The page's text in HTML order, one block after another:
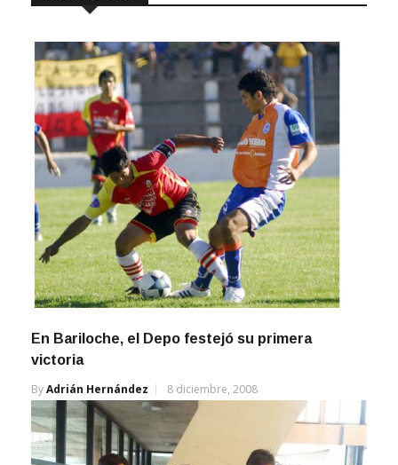
En Bariloche, el Depo festejó su primera
victoria
ByAdrián Hernández 8 diciembre, 2008